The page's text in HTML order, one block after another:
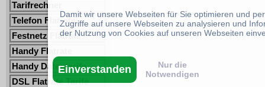
Tarifrechner
Telefon Flatrate
Festnetz Flatrate
Handy Flatrate
Handy Datentarife
DSL Flatrate Tarife
Damit wir unsere Webseiten für Sie optimieren und
Zugriffe auf unsere Webseiten zu analysieren und
der Nutzung von Cookies auf unseren Webseiten
Einverstanden
Nur die
Notwendigen